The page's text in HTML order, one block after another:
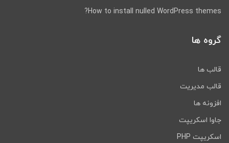
How to install nulled WordPress themes?
گروه ها
قالب ها
قالب مدیریت
افزونه ها
جاوا اسکریپت
اسکریپت PHP